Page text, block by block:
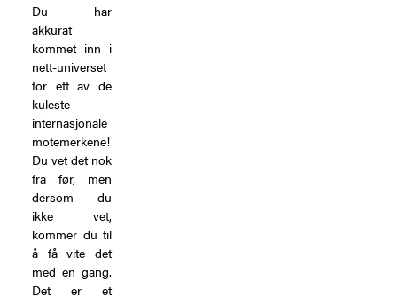
Du har
akkurat
kommet inn i
nett-universet
for ett av de
kuleste
internasjonale
motemerkene!
Du vet det nok
fra før, men
dersom du
ikke vet,
kommer du til
å få vite det
med en gang.
Det er et